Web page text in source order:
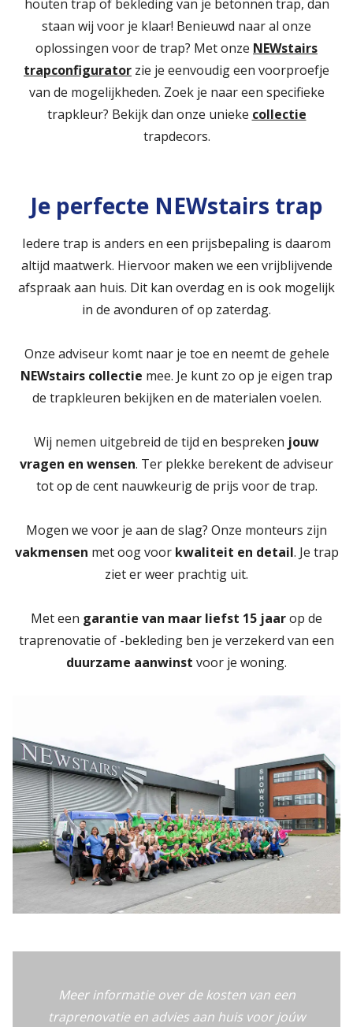
houten trap of bekleding van je betonnen trap, dan
staan wij voor je klaar! Benieuwd naar al onze
oplossingen voor de trap? Met onze NEWstairs
trapconfigurator zie je eenvoudig een voorproefje
van de mogelijkheden. Zoek je naar een specifieke
trapkleur? Bekijk dan onze unieke collectie
trapdecors.
Je perfecte NEWstairs trap
Iedere trap is anders en een prijsbepaling is daarom
altijd maatwerk. Hiervoor maken we een vrijblijvende
afspraak aan huis. Dit kan overdag en is ook mogelijk
in de avonduren of op zaterdag.
Onze adviseur komt naar je toe en neemt de gehele
NEWstairs collectie mee. Je kunt zo op je eigen trap
de trapkleuren bekijken en de materialen voelen.
Wij nemen uitgebreid de tijd en bespreken jouw
vragen en wensen. Ter plekke berekent de adviseur
tot op de cent nauwkeurig de prijs voor de trap.
Mogen we voor je aan de slag? Onze monteurs zijn
vakmensen met oog voor kwaliteit en detail. Je trap
ziet er weer prachtig uit.
Met een garantie van maar liefst 15 jaarop de
traprenovatie of -bekleding ben je verzekerd van een
duurzame aanwinst voor je woning.
Meer informatie over de kosten van een
traprenovatie en advies aan huis voor joúw